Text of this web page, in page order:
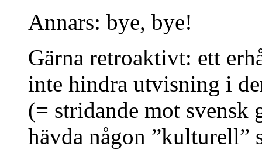
Annars: bye, bye!
Gärna retroaktivt: ett
inte hindra utvisning i
(= stridande mot
hävda någon ”kulturell”